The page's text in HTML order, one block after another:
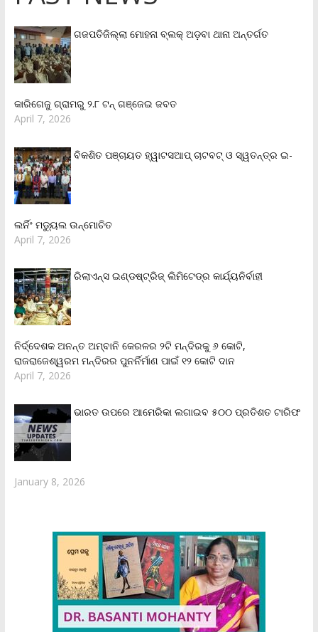
ଗଜପତିଜିଲ୍ଲା ମୋହନା ବ୍ଲକ୍‌ ଅଡ଼ବା ଥାନା ଅନ୍ତର୍ଗତ
କାରିଗେଜୁ ଗ୍ରାମରୁ ୨.୮ ଟନ୍ ଗଞ୍ଜେଇ ଜବତ
April 7, 2026
ବିକଶିତ ପଞ୍ଚାୟତ ହ୍ୱାଟସଆପ୍ ଚାଟବଟ୍ ଓ ସ୍ୱତନ୍ତ୍ର ଇ-
ଲର୍ନିଂ ମଡ୍ୟୁଲ ଉନ୍ମୋଚିତ
April 7, 2026
ରିଲାଏନ୍‌ସ ଇଣ୍ଡଷ୍ଟ୍ରିଜ୍ ଲିମିଟେଡ୍‌ର କାର୍ଯ୍ୟନିର୍ବାହୀ
ନିର୍ଦ୍ଦେଶକ ଅନନ୍ତ ଅମ୍ବାନି କେରଳର ୨ଟି ମନ୍ଦିରକୁ ୬ କୋଟି,
ରାଜରାଜେଶ୍ୱରମ ମନ୍ଦିରର ପୁନର୍ନିର୍ମାଣ ପାଇଁ ୧୨ କୋଟି ଦାନ
April 7, 2026
ଭାରତ ଉପରେ ଆମେରିକା ଲଗାଇବ ୫୦୦ ପ୍ରତିଶତ ଟାରିଫ
January 8, 2026